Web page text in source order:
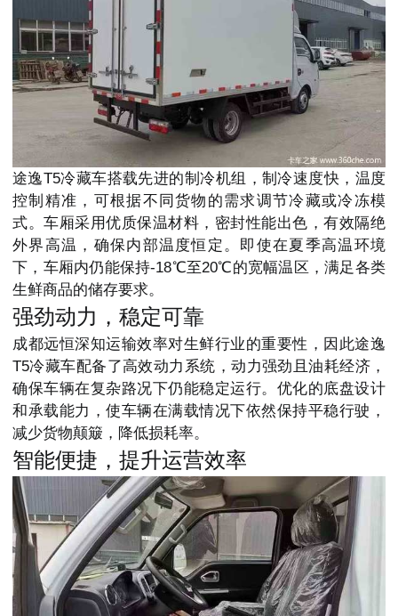
途逸T5冷藏车搭载先进的制冷机组，制冷速度快，温度
控制精准，可根据不同货物的需求调节冷藏或冷冻模
式。车厢采用优质保温材料，密封性能出色，有效隔绝
外界高温，确保内部温度恒定。即使在夏季高温环境
下，车厢内仍能保持-18℃至20℃的宽幅温区，满足各类
生鲜商品的储存要求。
强劲动力，稳定可靠
成都远恒深知运输效率对生鲜行业的重要性，因此途逸
T5冷藏车配备了高效动力系统，动力强劲且油耗经济，
确保车辆在复杂路况下仍能稳定运行。优化的底盘设计
和承载能力，使车辆在满载情况下依然保持平稳行驶，
减少货物颠簸，降低损耗率。
智能便捷，提升运营效率